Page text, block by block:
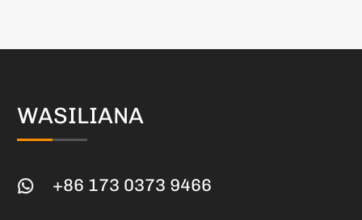
WASILIANA
+86 173 0373 9466